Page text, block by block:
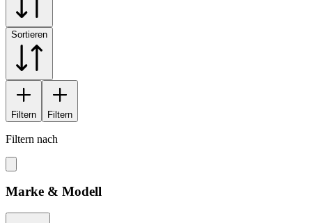
Sortieren
Filtern Filtern
Filtern nach
Marke & Modell